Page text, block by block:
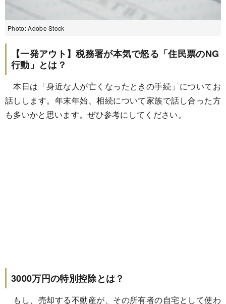
Photo: Adobe Stock
【一発アウト】税務署が本気で怒る「住民票のNG
行動」とは？
本日は「身近な人が亡くなったときの手続」についてお
話しします。年末年始、相続について家族で話し合った方
も多いかと思います。ぜひ参考にしてください。
3000万円の特別控除とは？
もし、売却する不動産が、その所有者の自宅として使わ